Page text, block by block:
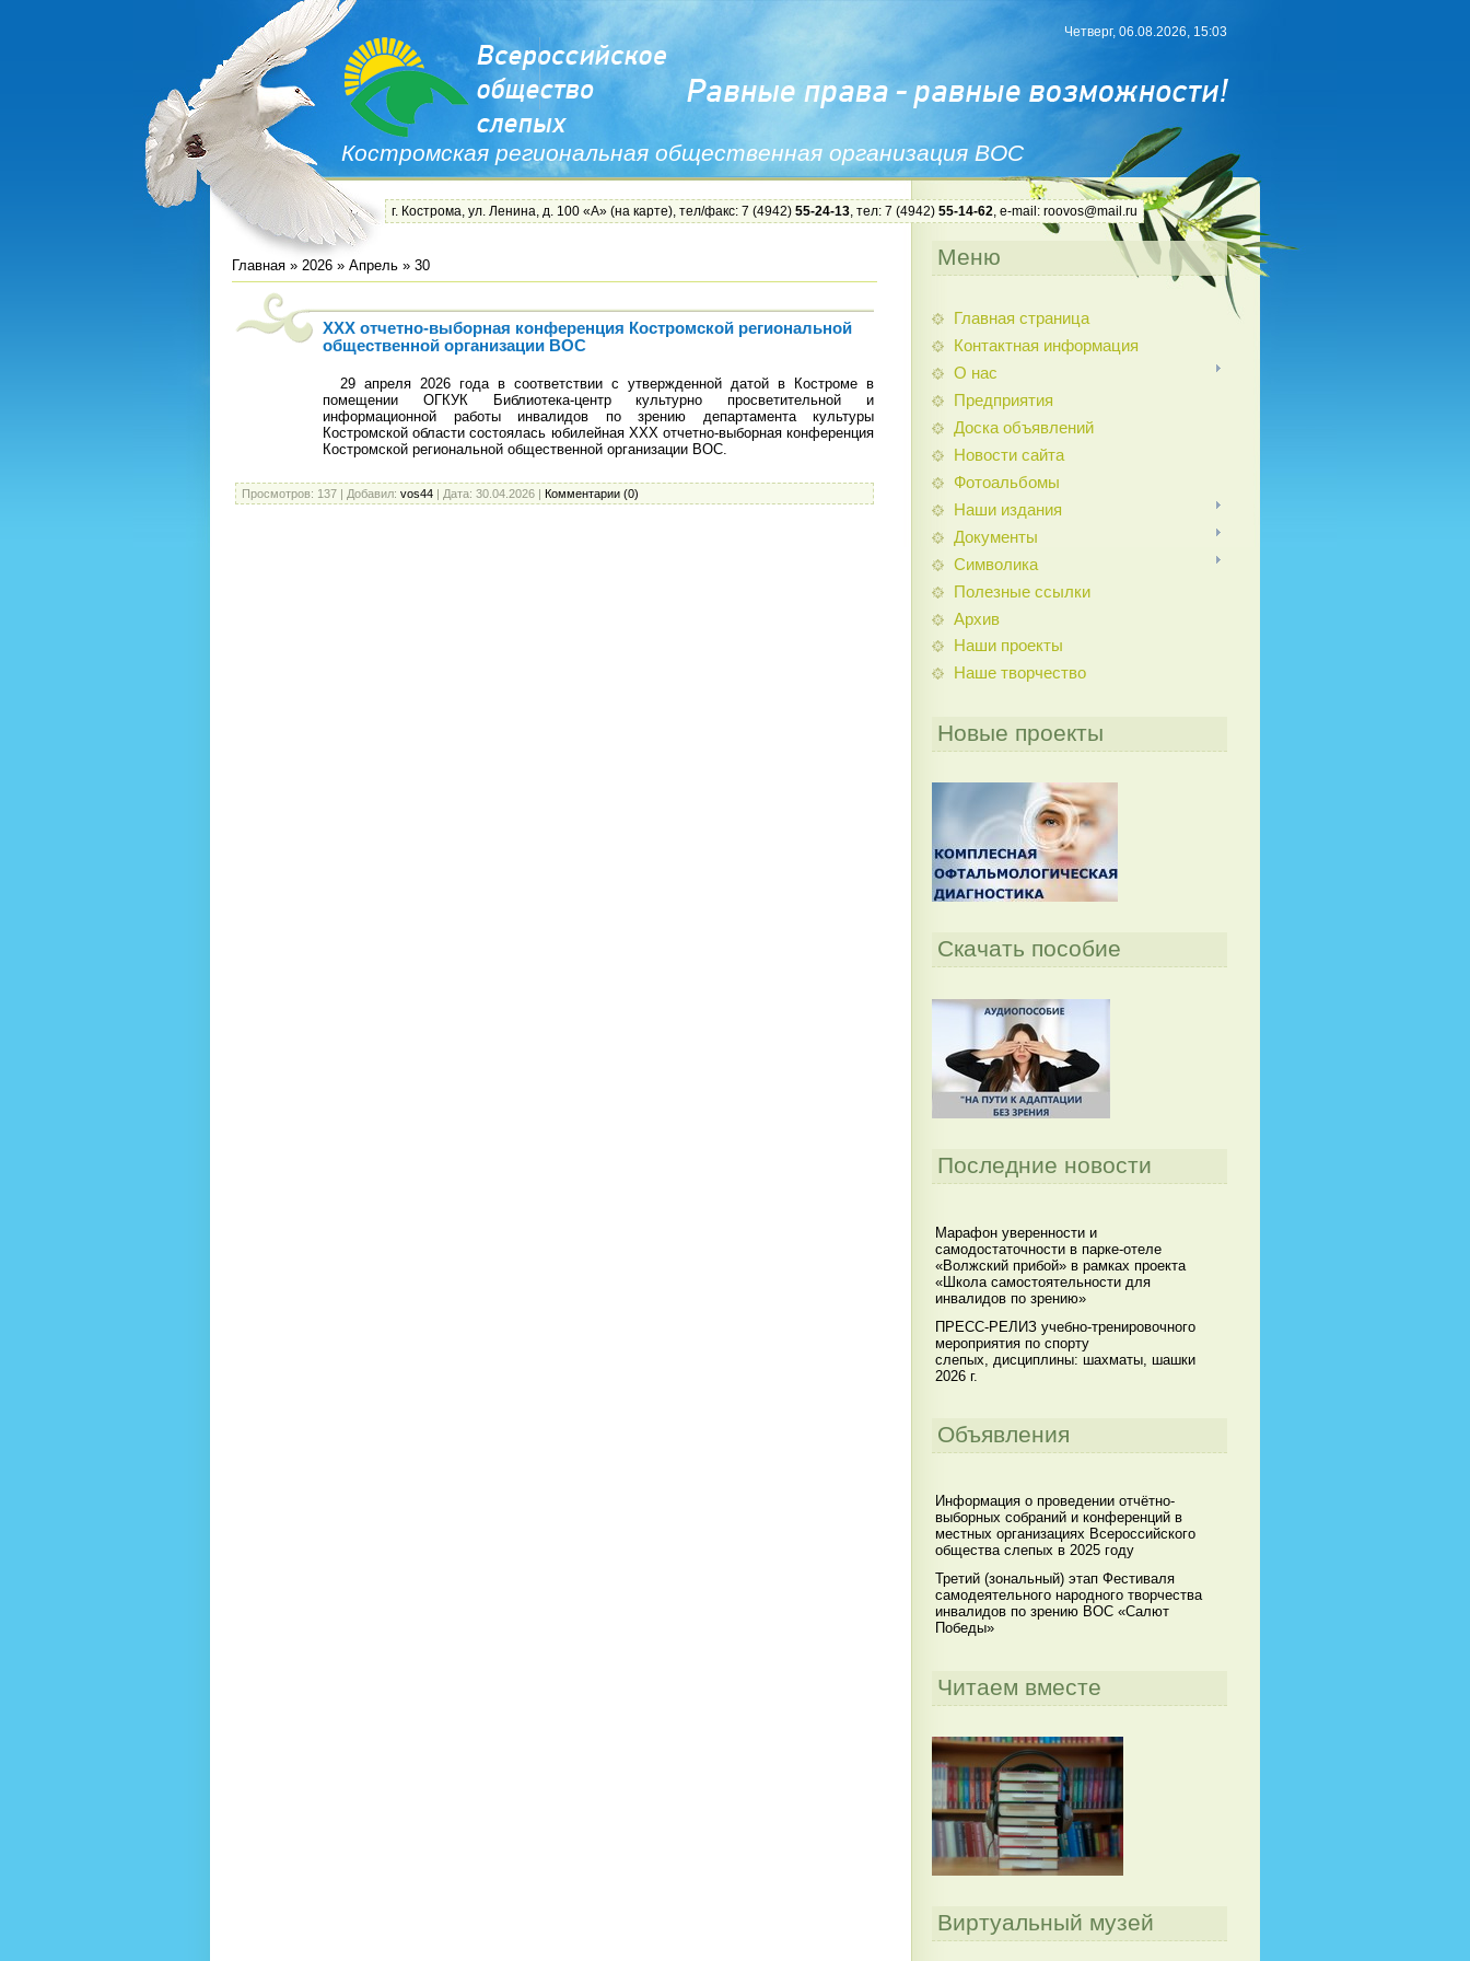
Костромская региональная общественная организация ВОС
Четверг, 06.08.2026, 15:03
г. Кострома, ул. Ленина, д. 100 «А» (на карте), тел/факс: 7 (4942) 55-24-13, тел: 7 (4942) 55-14-62, e-mail: roovos@mail.ru
Главная » 2026 » Апрель » 30
ХХХ отчетно-выборная конференция Костромской региональной
общественной организации ВОС
29 апреля 2026 года в соответствии с утвержденной датой в Костроме в
помещении ОГКУК Библиотека-центр культурно просветительной и
информационной работы инвалидов по зрению департамента культуры
Костромской области состоялась юбилейная ХХХ отчетно-выборная конференция
Костромской региональной общественной организации ВОС.
Просмотров: 137 | Добавил: vos44 | Дата: 30.04.2026 | Комментарии (0)
Меню
Главная страница
Контактная информация
О нас
Предприятия
Доска объявлений
Новости сайта
Фотоальбомы
Наши издания
Документы
Символика
Полезные ссылки
Архив
Наши проекты
Наше творчество
Новые проекты
Скачать пособие
Последние новости
Марафон уверенности и
самодостаточности в парке-отеле
«Волжский прибой» в рамках проекта
«Школа самостоятельности для
инвалидов по зрению»
ПРЕСС-РЕЛИЗ учебно-тренировочного
мероприятия по спорту
слепых, дисциплины: шахматы, шашки
2026 г.
Объявления
Информация о проведении отчётно-
выборных собраний и конференций в
местных организациях Всероссийского
общества слепых в 2025 году
Третий (зональный) этап Фестиваля
самодеятельного народного творчества
инвалидов по зрению ВОС «Салют
Победы»
Читаем вместе
Виртуальный музей